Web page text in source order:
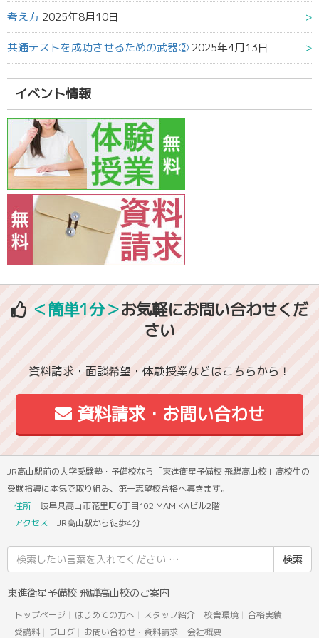
考え方 2025年8月10日
共通テストを成功させるための武器② 2025年4月13日
イベント情報
＜簡単1分＞お気軽にお問い合わせくだ
さい
資料請求・面談希望・体験授業などはこちらから！
資料請求・お問い合わせ
JR高山駅前の大学受験塾・予備校なら「東進衛星予備校 飛騨高山校」高校生の
受験指導に本気で取り組み、第一志望校合格へ導きます。
住所 岐阜県高山市花里町6丁目102 MAMIKAビル2階
アクセス JR高山駅から徒歩4分
索
結
東進衛星予備校 飛騨高山校のご案内
トップページ はじめての方へ スタッフ紹介 校舎環境
合格実績
受講料
ブログ お問い合わせ・資料請求 会社概要